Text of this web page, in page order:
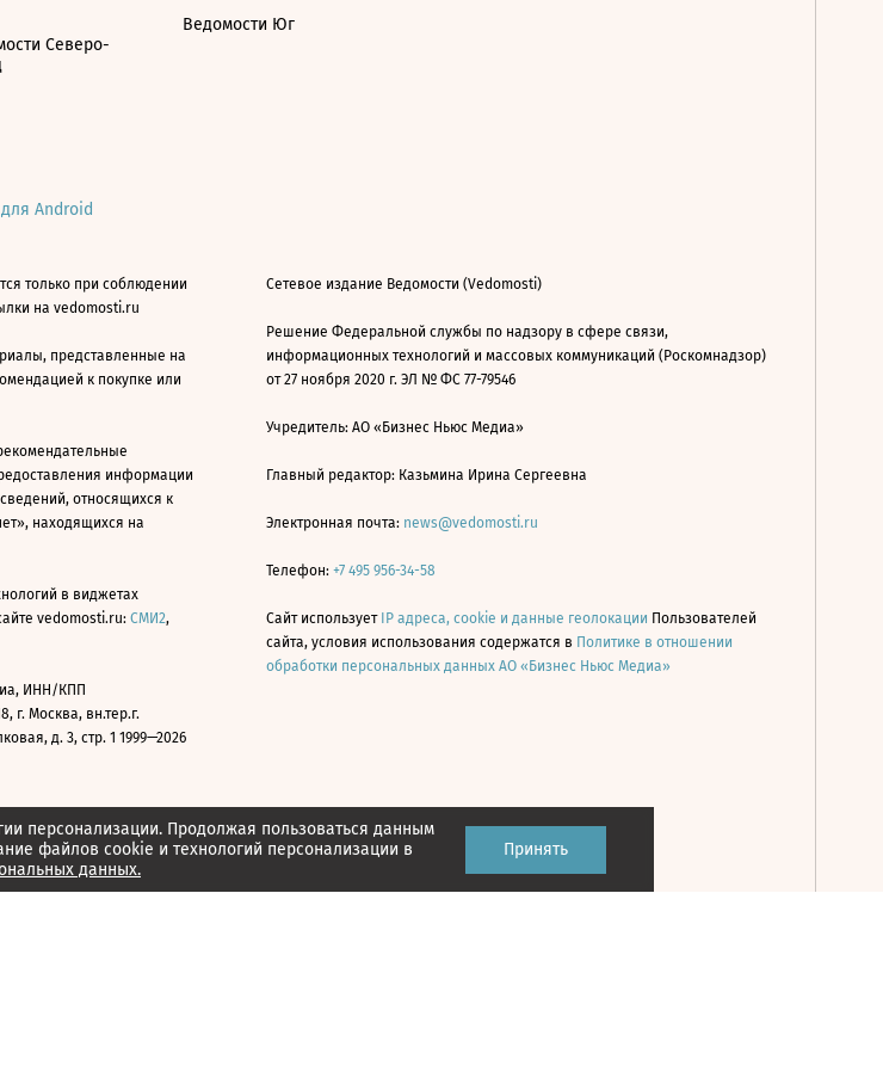
персонализации. Продолжая пользоваться данным
файлов cookie и технологий персонализации в
данных.
Принять
Северо-
Ведомости Юг
Android
только при соблюдении
на vedomosti.ru
представленные на
к покупке или
информации
относящихся к
находящихся на
в виджетах
vedomosti.ru: СМИ2,
ИНН/КПП
г. Москва, вн.тер.г.
д. 3, стр. 1 1999—2026
Сетевое издание Ведомости (Vedomosti)
Решение Федеральной службы по надзору в сфере связи,
информационных технологий и массовых коммуникаций (Роскомнадзор)
от 27 ноября 2020 г. ЭЛ № ФС 77-79546
Учредитель: АО «Бизнес Ньюс Медиа»
Главный редактор: Казьмина Ирина Сергеевна
Электронная почта: news@vedomosti.ru
Телефон: +7 495 956-34-58
Сайт использует IP адреса, cookie и данные геолокации Пользователей
сайта, условия использования содержатся в Политике в отношении
обработки персональных данных АО «Бизнес Ньюс Медиа»